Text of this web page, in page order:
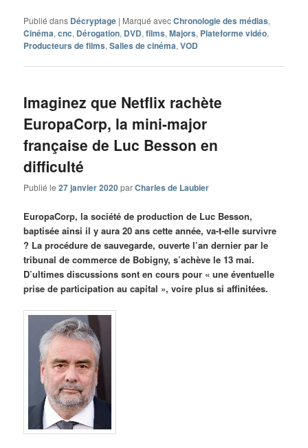
Publié dans Décryptage | Marqué avecChronologie des médias,
Cinéma,cnc, Dérogation, DVD,films,Majors, Plateforme vidéo,
Producteurs de films,Salles de cinéma,VOD
Imaginez que Netflix rachète
EuropaCorp, la mini-major
française de Luc Besson en
difficulté
Publié le27 janvier 2020parCharles de Laubier
EuropaCorp, la société de production de Luc Besson,
baptisée ainsi il y aura 20 ans cette année, va-t-elle survivre
? La procédure de sauvegarde, ouverte l’an dernier par le
tribunal de commerce de Bobigny, s’achève le 13 mai.
D’ultimes discussions sont en cours pour « une éventuelle
prise de participation au capital », voire plus si affinitées.